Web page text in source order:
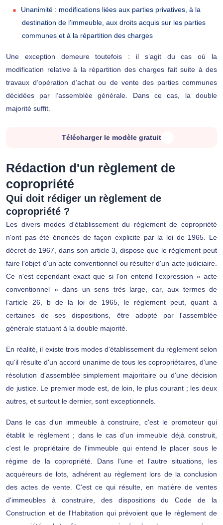
Unanimité : modifications liées aux parties privatives, à la
destination de l’immeuble, aux droits acquis sur les parties
communes et à la répartition des charges
Une exception demeure toutefois : il s’agit du cas où la
modification relative à la répartition des charges fait suite à des
travaux d’opération d’achat ou de vente des parties communes
décidées par l’assemblée générale. Dans ce cas, la double
majorité suffit.
Télécharger le modèle gratuit
Rédaction d'un règlement de
copropriété
Qui doit rédiger un règlement de
copropriété ?
Les divers modes d'établissement du règlement de copropriété
n'ont pas été énoncés de façon explicite par la loi de 1965. Le
décret de 1967, dans son article 3, dispose que le règlement peut
faire l'objet d'un acte conventionnel ou résulter d'un acte judiciaire.
Ce n'est cependant exact que si l'on entend l'expression « acte
conventionnel » dans un sens très large, car, aux termes de
l'article 26, b de la loi de 1965, le règlement peut, quant à
certaines de ses dispositions, être adopté par l'assemblée
générale statuant à la double majorité.
En réalité, il existe trois modes d'établissement du règlement selon
qu'il résulte d'un accord unanime de tous les copropriétaires, d'une
résolution d'assemblée simplement majoritaire ou d'une décision
de justice. Le premier mode est, de loin, le plus courant ; les deux
autres, et surtout le dernier, sont exceptionnels.
Dans le cas d'un immeuble à construire, c'est le promoteur qui
établit le règlement ; dans le cas d’un immeuble déjà construit,
c'est le propriétaire de l'immeuble qui entend le placer sous le
régime de la copropriété. Dans l'une et l'autre situations, les
acquéreurs de lots, adhérent au règlement lors de la conclusion
des actes de vente. C'est ce qui résulte, en matière de ventes
d'immeubles à construire, des dispositions du Code de la
Construction et de l'Habitation qui prévoient que le règlement de